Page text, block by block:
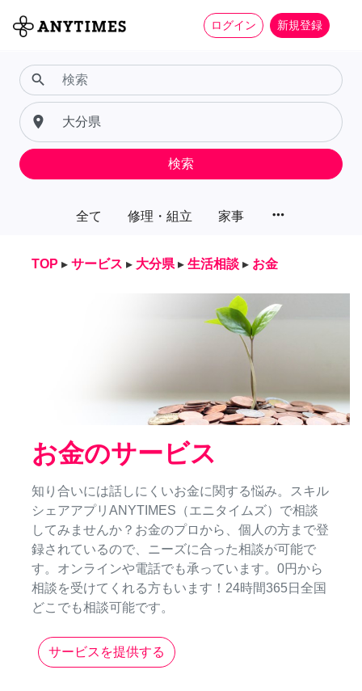
ログイン 新規登録
全て 修理・組立 家事 more_horiz
search
place
検索
TOP ▸ サービス ▸ 大分県 ▸ 生活相談 ▸ お金
お金のサービス
知り合いには話しにくいお金に関する悩み。スキル
シェアアプリANYTIMES（エニタイムズ）で相談
してみませんか？お金のプロから、個人の方まで登
録されているので、ニーズに合った相談が可能で
す。オンラインや電話でも承っています。0円から
相談を受けてくれる方もいます！24時間365日全国
どこでも相談可能です。
サービスを提供する